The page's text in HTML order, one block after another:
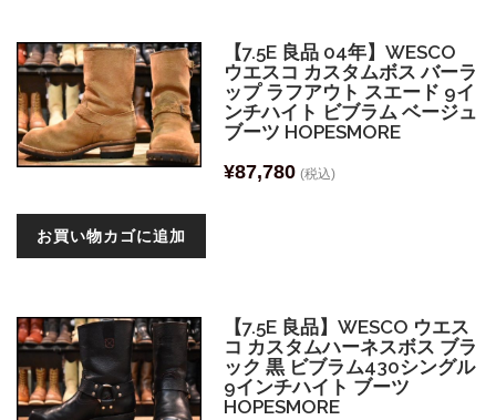
【7.5E 良品 04年】WESCO
ウエスコ カスタムボス バーラ
ップ ラフアウト スエード 9イ
ンチハイト ビブラム ベージュ
ブーツ HOPESMORE
¥87,780 (税込)
お買い物カゴに追加
【7.5E 良品】WESCO ウエス
コ カスタムハーネスボス ブラ
ック 黒 ビブラム430シングル
9インチハイト ブーツ
HOPESMORE